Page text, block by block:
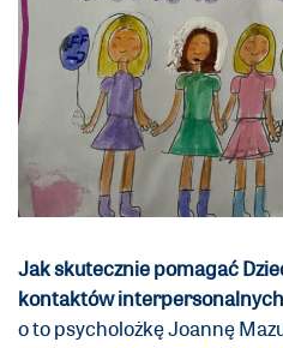
Jak skutecznie pomagać
kontaktów
o to psycholożkę Joannę